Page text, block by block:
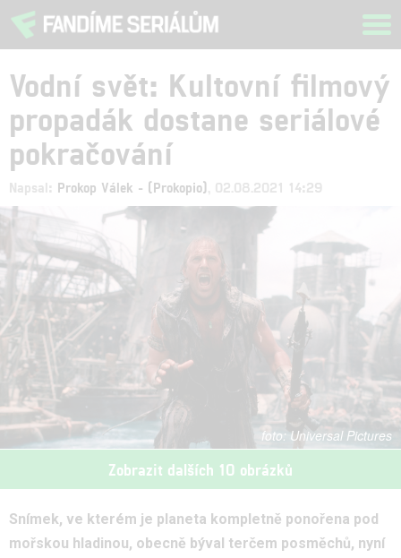
Vodní svět: Kultovní filmový
propadák dostane seriálové
pokračování
Napsal: Prokop Válek - (Prokopio) , 02.08.2021 14:29
Universal Pictures
Zobrazit dalších 10 obrázků
Snímek, ve kterém je planeta kompletně ponořena pod
mořskou hladinou, obecně býval terčem posměchů, nyní